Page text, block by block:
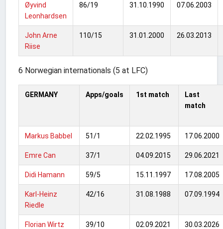
Øyvind
Leonhardsen
86/19 31.10.1990 07.06.2003
John Arne
Riise
110/15 31.01.2000 26.03.2013
6 Norwegian internationals (5 at LFC)
GERMANY Apps/goals 1st match
Last
match
Markus Babbel 51/1 22.02.1995 17.06.2000
Emre Can 37/1 04.09.2015 29.06.2021
Didi Hamann 59/5 15.11.1997 17.08.2005
Karl-Heinz
Riedle
42/16 31.08.1988 07.09.1994
Florian Wirtz 39/10 02.09.2021 30.03.2026